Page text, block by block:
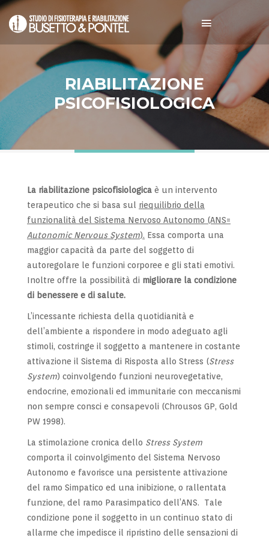
RIABILITAZIONE
PSICOFISIOLOGICA
La riabilitazione psicofisiologica è un intervento
terapeutico che si basa sul riequilibrio della
funzionalità del Sistema Nervoso Autonomo (ANS=
Autonomic Nervous System). Essa comporta una
maggior capacità da parte del soggetto di
autoregolare le funzioni corporee e gli stati emotivi.
Inoltre offre la possibilità di migliorare la condizione
di benessere e di salute.
L’incessante richiesta della quotidianità e
dell’ambiente a rispondere in modo adeguato agli
stimoli, costringe il soggetto a mantenere in costante
attivazione il Sistema di Risposta allo Stress (Stress
System) coinvolgendo funzioni neurovegetative,
endocrine, emozionali ed immunitarie con meccanismi
non sempre consci e consapevoli (Chrousos GP, Gold
PW 1998).
La stimolazione cronica dello Stress System
comporta il coinvolgimento del Sistema Nervoso
Autonomo e favorisce una persistente attivazione
del ramo Simpatico ed una inibizione, o rallentata
funzione, del ramo Parasimpatico dell’ANS. Tale
condizione pone il soggetto in un continuo stato di
allarme che impedisce il ripristino delle sensazioni di